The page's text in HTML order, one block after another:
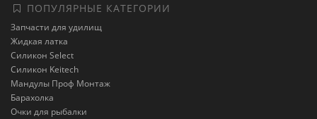
ПОПУЛЯРНЫЕ КАТЕГОРИИ
Запчасти для удилищ
Жидкая латка
Силикон Select
Силикон Keitech
Мандулы Проф Монтаж
Барахолка
Очки для рыбалки